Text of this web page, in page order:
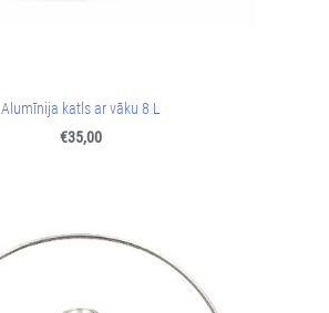
Alumīnija katls ar vāku 8 L
€35,00